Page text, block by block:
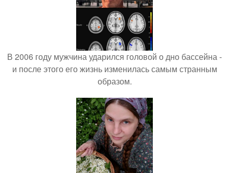
В 2006 году мужчина ударился головой о дно бассейна -
и после этого его жизнь изменилась самым странным
образом.